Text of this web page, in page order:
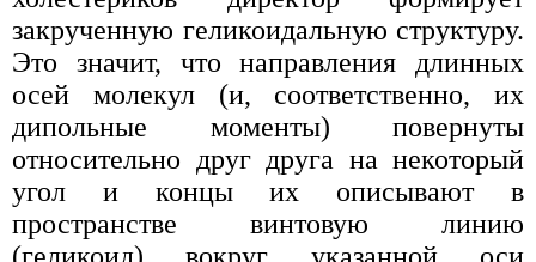
закрученную геликоидальную структуру.
Это значит, что направления длинных
осей молекул (и, соответственно, их
дипольные моменты) повернуты
относительно друг друга на некоторый
угол и концы их описывают в
пространстве винтовую линию